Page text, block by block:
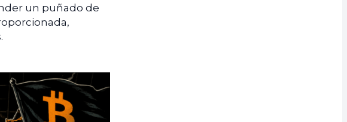
un puñado de